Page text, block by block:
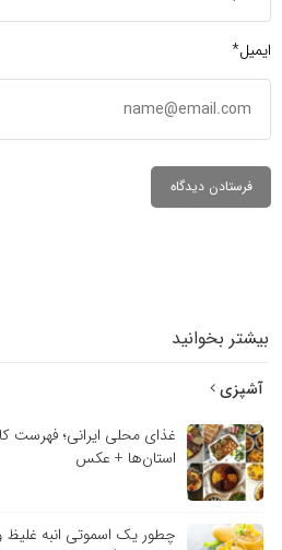
ایمیل*
بیشتر بخوانید
آشپزی
غذای محلی ایرانی؛ فهرست
استان‌ها + عکس
چطور یک اسموتی انبه